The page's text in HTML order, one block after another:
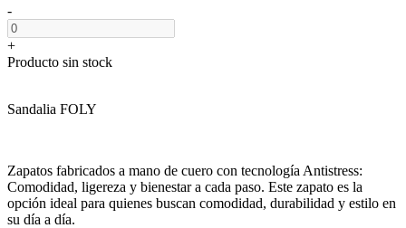
-
+
Producto sin stock
Sandalia FOLY
Zapatos fabricados a mano de cuero con tecnología Antistress:
Comodidad, ligereza y bienestar a cada paso. Este zapato es la
opción ideal para quienes buscan comodidad, durabilidad y estilo en
su día a día.